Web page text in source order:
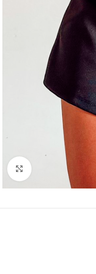
Clic para ampliar